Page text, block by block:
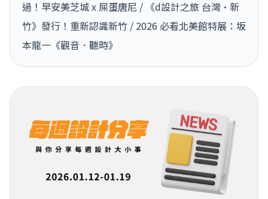
過！早安美芝城 x 屎蛋唐尼 / 《d設計之旅 台灣·新
竹》發行！重新認識新竹 / 2026 必看北美館特展：坂
本龍一《觀音．聽時》